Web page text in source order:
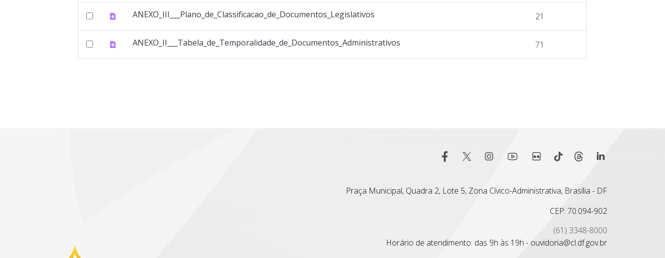
ANEXO_III___Plano_de_Classificacao_de_Documentos_Legislativos 21
ANEXO_II___Tabela_de_Temporalidade_de_Documentos_Administrativos 71
Praça Municipal, Quadra 2, Lote 5, Zona Cívico-Administrativa, Brasília - DF
CEP: 70.094-902
(61) 3348-8000
Horário de atendimento: das 9h às 19h - ouvidoria@cl.df.gov.br